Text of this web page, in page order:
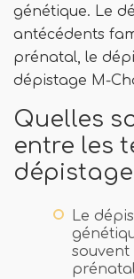
génétique. Le
antécédents
prénatal, le
dépistage M-
Quelles
entre les
Le
souvent